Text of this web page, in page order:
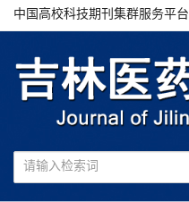
中国高校科技期刊集群服务平台